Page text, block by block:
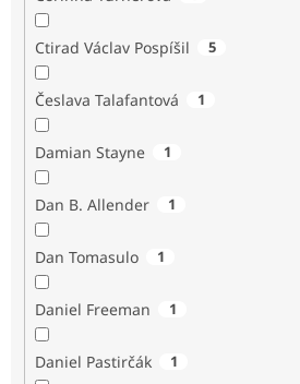
Ctirad Václav Pospíšil 5
Česlava Talafantová 1
Damian Stayne 1
Dan B. Allender 1
Dan Tomasulo 1
Daniel Freeman 1
Daniel Pastirčák 1